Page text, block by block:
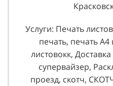
Услуги: Печать
печать, печать А4
листовокк,
супервайзер,
проезд, скотч,